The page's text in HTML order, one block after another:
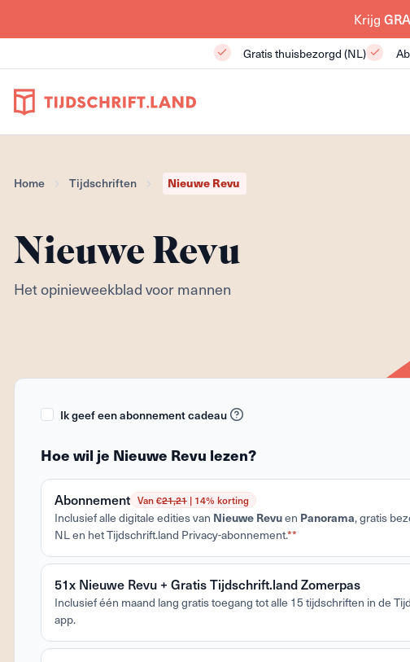
Krijg
Gratis thuisbezorgd (NL)
Home Tijdschriften Nieuwe Revu
Nieuwe Revu
Het opinieweekblad voor mannen
Ik geef een abonnement cadeau
Hoe wil je Nieuwe Revu lezen?
Van €21,21| 14% korting
Abonnement
Inclusief alle digitale edities van Nieuwe Revuen Panorama, gratis
NL en het Tijdschrift.land Privacy-abonnement.**
51x Nieuwe Revu + Gratis Tijdschrift.land Zomerpas
Inclusief één maand lang gratis toegang tot alle 15 tijdschriften in de
app.